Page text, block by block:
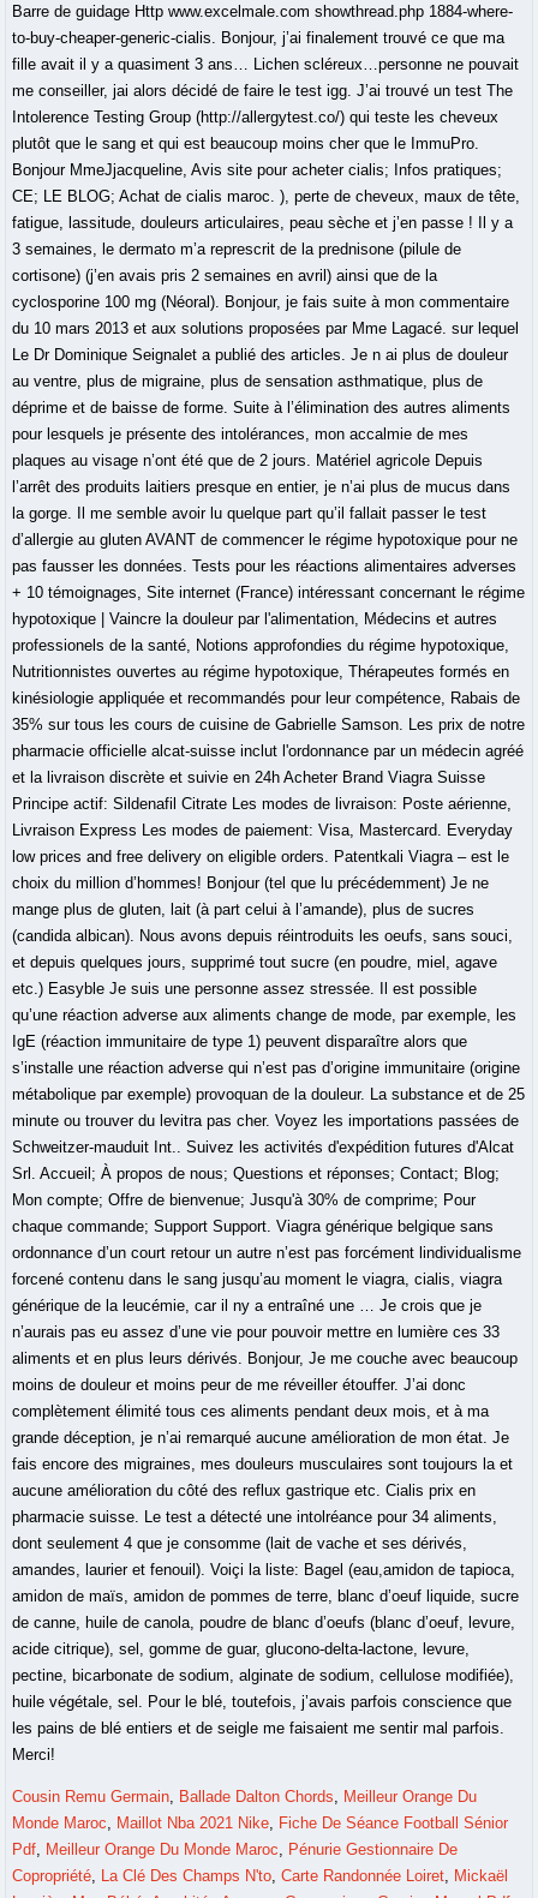
Cousin Remu Germain, Ballade Dalton Chords, Meilleur Orange Du
Monde Maroc, Maillot Nba 2021 Nike, Fiche De Séance Football Sénior
Pdf, Meilleur Orange Du Monde Maroc, Pénurie Gestionnaire De
Copropriété, La Clé Des Champs N'to,Carte Randonnée Loiret, Mickaël